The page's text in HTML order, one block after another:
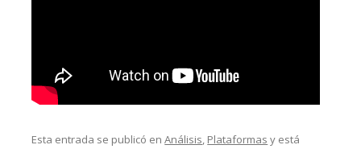
Esta entrada se publicó enAnálisis, Plataformas y está